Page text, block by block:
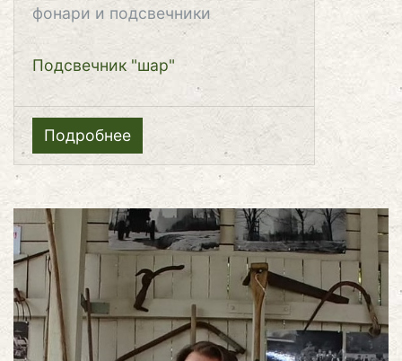
фонари и подсвечники
Подсвечник "шар"
Подробнее